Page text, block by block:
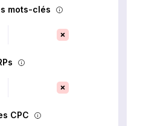
mots-clés
CPC